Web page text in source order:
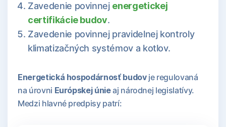
Zavedenie povinnej energetickej
certifikácie budov.
Zavedenie povinnej pravidelnej kontroly
klimatizačných systémov a kotlov.
Energetická hospodárnosť budovje regulovaná
na úrovni Európskej únieaj národnej legislatívy.
Medzi hlavné predpisy patrí: